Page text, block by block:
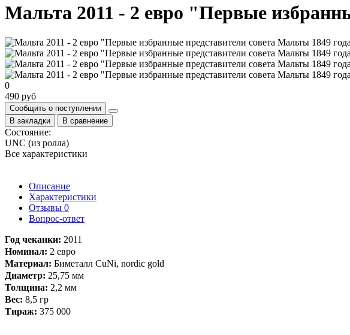
Мальта 2011 - 2 евро "Первые
0
490 руб
Сообщить о поступлении
В закладки
В сравнение
Состояние:
UNC (из ролла)
Все характеристики
Описание
Характеристики
Отзывы 0
Вопрос-ответ
​Год чеканки: 2011
Номинал: 2 евро
Материал: Биметалл CuNi, nordic gold
Диаметр: 25,75 мм
Толщина: 2,2 мм
Вес: 8,5 гр
Тираж: 375 000